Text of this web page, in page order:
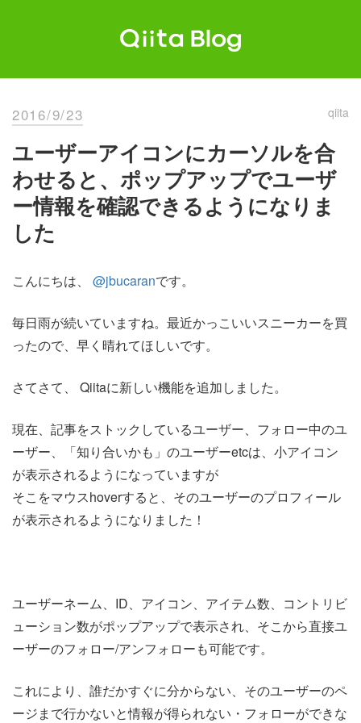
2016/9/23 qiita
ユーザーアイコンにカーソルを合
わせると、ポップアップでユーザ
ー情報を確認できるようになりま
した
こんにちは、 @jbucaranです。
毎日雨が続いていますね。最近かっこいいスニーカーを買
ったので、早く晴れてほしいです。
さてさて、 Qiitaに新しい機能を追加しました。
現在、記事をストックしているユーザー、フォロー中のユ
ーザー、「知り合いかも」のユーザーetcは、小アイコン
が表示されるようになっていますが
そこをマウスhoverすると、そのユーザーのプロフィール
が表示されるようになりました！
ユーザーネーム、ID、アイコン、アイテム数、コントリビ
ューション数がポップアップで表示され、そこから直接ユ
ーザーのフォロー/アンフォローも可能です。
これにより、誰だかすぐに分からない、そのユーザーのペ
ージまで行かないと情報が得られない・フォローができな